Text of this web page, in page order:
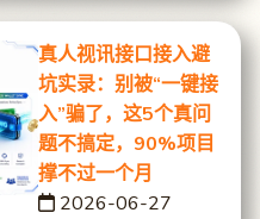
真人视讯接口接入避
坑实录：别被“一键接
入”骗了，这5个真问
题不搞定，90%项目
撑不过一个月
2026-06-27